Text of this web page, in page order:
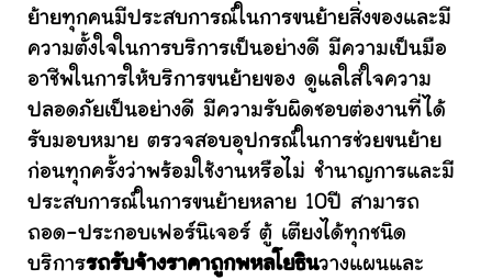
ย้ายทุกคนมีประสบการณ์ในการขนย้ายสิ่งของและมี
ความตั้งใจในการบริการเป็นอย่างดี มีความเป็นมือ
อาชีพในการให้บริการขนย้ายของ ดูแลใส่ใจความ
ปลอดภัยเป็นอย่างดี มีความรับผิดชอบต่องานที่ได้
รับมอบหมาย ตรวจสอบอุปกรณ์ในการช่วยขนย้าย
ก่อนทุกครั้งว่าพร้อมใช้งานหรือไม่ ชำนาญการและมี
ประสบการณ์ในการขนย้ายหลาย 10ปี สามารถ
ถอด-ประกอบเฟอร์นิเจอร์ ตู้ เตียงได้ทุกชนิด
บริการรถรับจ้างราคาถูกพหลโยธินวางแผนและ